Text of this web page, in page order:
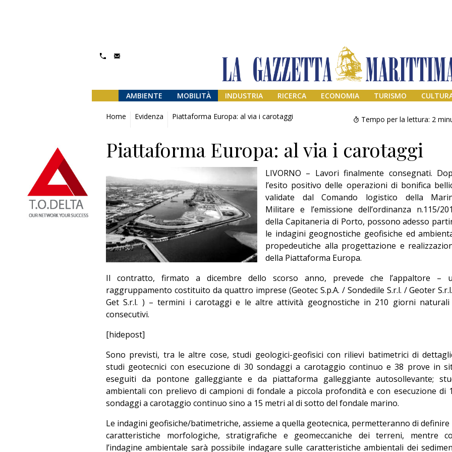
AMBIENTE MOBILITÀ INDUSTRIA RICERCA ECONOMIA TURISMO
Home Evidenza Piattaforma Europa: al via i carotaggi Tempo per la lettura: 2
Piattaforma Europa: al via i carotaggi
LIVORNO – Lavori finalmente consegnati.
l’esito positivo delle operazioni di bonifica
validate dal Comando logistico della
Militare e l’emissione dell’ordinanza n.115/
della Capitaneria di Porto, possono adesso
le indagini geognostiche geofisiche ed
propedeutiche alla progettazione e
della Piattaforma Europa.
Il contratto, firmato a dicembre dello scorso anno, prevede che l’appaltore –
raggruppamento costituito da quattro imprese (Geotec S.p.A. / Sondedile S.r.l. / Geoter
Get S.r.l. ) – termini i carotaggi e le altre attività geognostiche in 210 giorni naturali
consecutivi.
[hidepost]
Sono previsti, tra le altre cose, studi geologici-geofisici con rilievi batimetrici di
studi geotecnici con esecuzione di 30 sondaggi a carotaggio continuo e 38 prove in
eseguiti da pontone galleggiante e da piattaforma galleggiante autosollevante;
ambientali con prelievo di campioni di fondale a piccola profondità e con esecuzione di
sondaggi a carotaggio continuo sino a 15 metri al di sotto del fondale marino.
Le indagini geofisiche/batimetriche, assieme a quella geotecnica, permetteranno di definire
caratteristiche morfologiche, stratigrafiche e geomeccaniche dei terreni, mentre
l’indagine ambientale sarà possibile indagare sulle caratteristiche ambientali dei
Addio amico
Giorgio
Editoriale